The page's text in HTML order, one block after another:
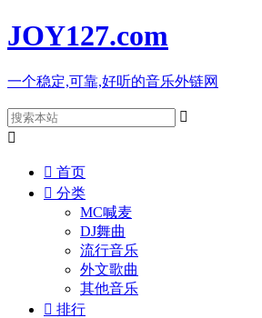
JOY127.com
一个稳定,可靠,好听的音乐外链网


 首页
 分类
MC喊麦
DJ舞曲
流行音乐
外文歌曲
其他音乐
 排行